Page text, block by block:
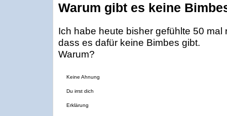
Warum gibt es keine
Ich habe heute bisher gefühlte 50 mal
dass es dafür keine Bimbes gibt.
Warum?
Keine Ahnung
Du irrst dich
Erklärung